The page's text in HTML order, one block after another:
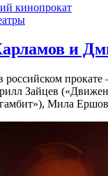
кинопрокат
и
российском
Зайцев
Мила